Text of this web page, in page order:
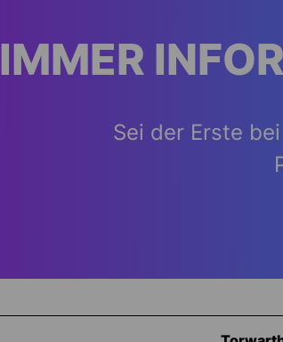
IMMER
Sei der Erste